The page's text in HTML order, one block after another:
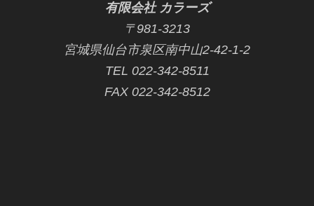
有限会社 カラーズ
〒981-3213
宮城県仙台市泉区南中山2-42-1-2
TEL 022-342-8511
FAX 022-342-8512